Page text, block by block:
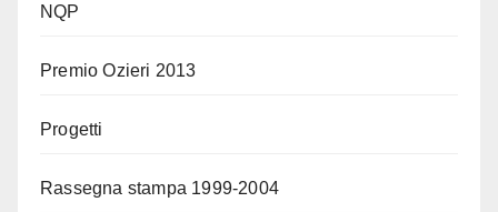
NQP
Premio Ozieri 2013
Progetti
Rassegna stampa 1999-2004